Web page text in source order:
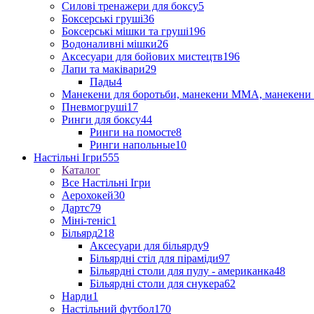
Силові тренажери для боксу5
Боксерські груші36
Боксерські мішки та груші196
Водоналивні мішки26
Аксесуари для бойових мистецтв196
Лапи та маківари29
Пады4
Манекени для боротьби, манекени ММА, манекени
Пневмогруші17
Ринги для боксу44
Ринги на помосте8
Ринги напольные10
Настільні Ігри555
Каталог
Все Настільні Ігри
Аерохокей30
Дартс79
Міні-теніс1
Більярд218
Аксесуари для більярду9
Більярдні стіл для піраміди97
Більярдні столи для пулу - американка48
Більярдні столи для снукера62
Нарди1
Настільний футбол170